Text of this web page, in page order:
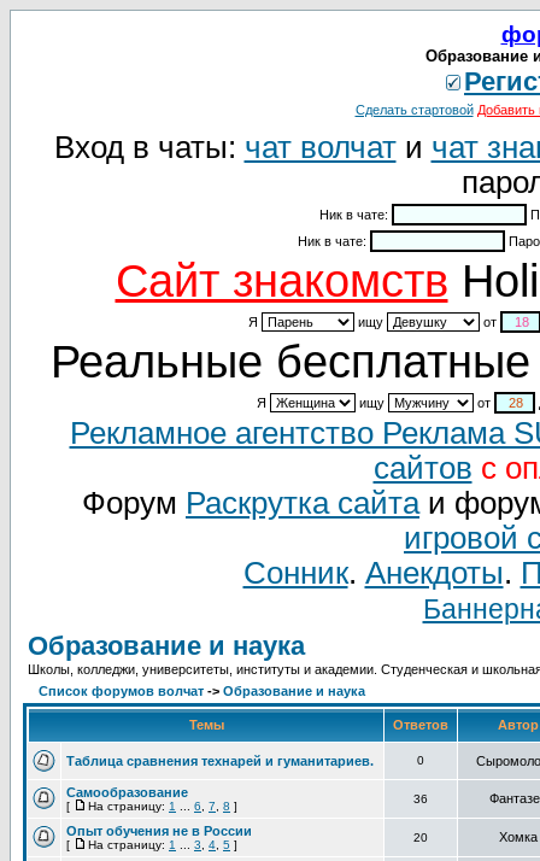
Образование
Сделать стартовой Добавить
Вход в чаты: чат волчати чат
Ник в чате:
Ник в чате:
Cайт знакомств
Я ищу от
Реальные бесплатные
Я ищу от
Рекламное агентство Реклама
сайтов с
Форум Раскрутка сайтаи
игровой
Сонник. Анекдоты.
Образование и наука
Школы, колледжи, университеты, институты и академии. Студенческая и
Список форумов волчат -> Образование и наука
Темы Ответов
Таблица сравнения технарей и гуманитариев. 0
Самообразование
[ На страницу: 1 6 7 8 ]
36
Опыт обучения не в России
[ На страницу: 1 3 4 5 ]
20 Хомка